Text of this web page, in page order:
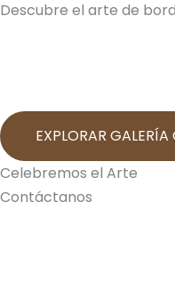
Descubre el arte de
EXPLORAR
Celebremos el Arte
Contáctanos